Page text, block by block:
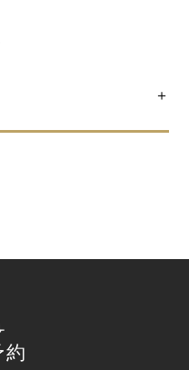
えます。
カールアイロン)」設
カールを叶えます。
＋
約